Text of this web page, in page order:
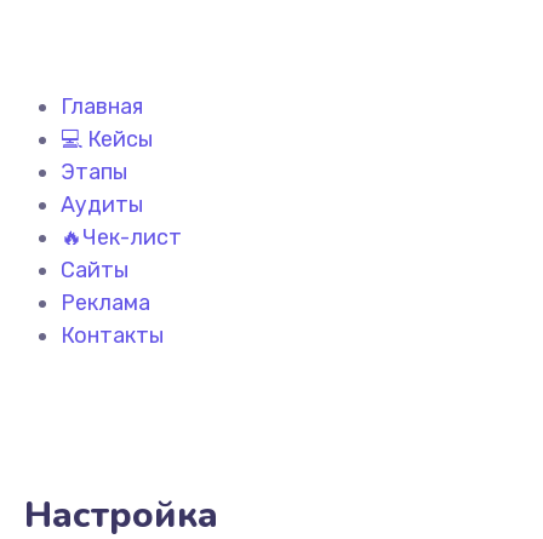
Главная
💻 Кейсы
Этапы
Аудиты
🔥Чек-лист
Сайты
Реклама
Контакты
Настройка